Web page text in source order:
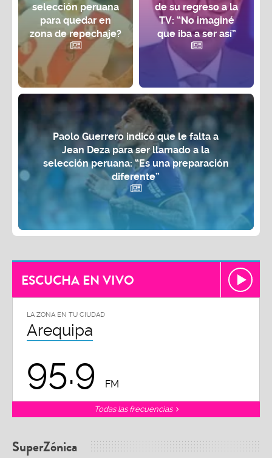
selección peruana
para quedar en
zona de repechaje?
de su regreso a la
TV: “No imaginé
que iba a ser así”
Paolo Guerrero indicó que le falta a
Jean Deza para ser llamado a la
selección peruana: “Es una preparación
diferente”
ESCUCHA EN VIVO
LA ZONA EN TU CIUDAD
Arequipa
95.9 FM
Todas las frecuencias
SuperZónica